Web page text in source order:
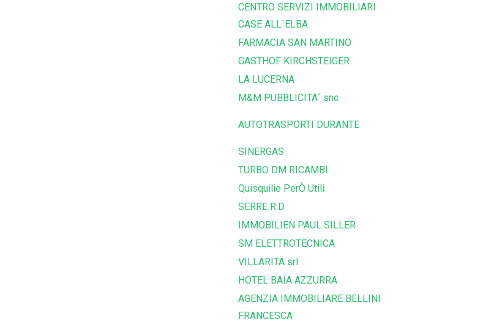
CENTRO SERVIZI IMMOBILIARI
CASE ALL´ELBA
FARMACIA SAN MARTINO
GASTHOF KIRCHSTEIGER
LA LUCERNA
M&M PUBBLICITA´ snc
AUTOTRASPORTI DURANTE
SINERGAS
TURBO DM RICAMBI
Quisquilie PerÒ Utili
SERRE R.D.
IMMOBILIEN PAUL SILLER
SM ELETTROTECNICA
VILLARITA srl
HOTEL BAIA AZZURRA
AGENZIA IMMOBILIARE BELLINI
FRANCESCA